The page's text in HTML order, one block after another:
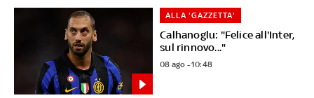
Calhanoglu: "Felice all'Inter,
sul rinnovo..."
ALLA 'GAZZETTA'
08 ago - 10:48